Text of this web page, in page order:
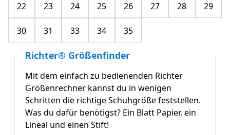
22 23 24 25 26 27 28 29
30 31 33 34 35
Richter® Größenfinder
Mit dem einfach zu bedienenden Richter
Größenrechner kannst du in wenigen
Schritten die richtige Schuhgröße feststellen.
Was du dafür benötigst? Ein Blatt Papier, ein
Lineal und einen Stift!